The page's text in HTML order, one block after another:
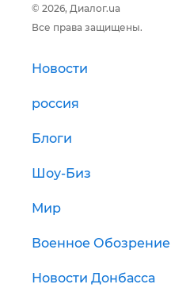
© 2026, Диалог.ua
Все права защищены.
Новости
россия
Блоги
Шоу-Биз
Мир
Военное Обозрение
Новости Донбасса